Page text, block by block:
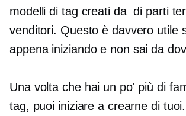
modelli di tag creati da di parti
venditori. Questo è davvero utile
appena iniziando e non sai da
Una volta che hai un po' più di
tag, puoi iniziare a crearne di